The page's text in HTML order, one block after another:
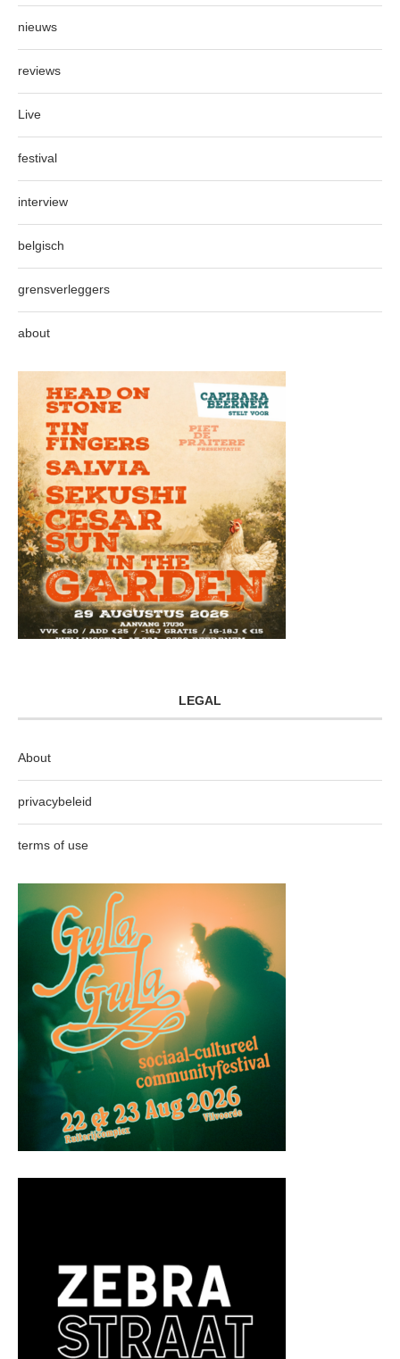
nieuws
reviews
Live
festival
interview
belgisch
grensverleggers
about
LEGAL
About
privacybeleid
terms of use